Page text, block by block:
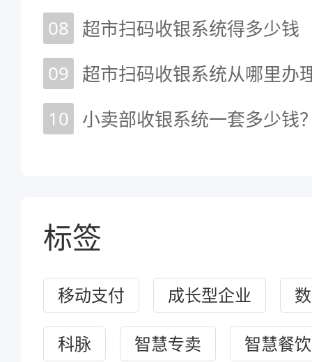
08 超市扫码收银系统得多少钱
09 超市扫码收银系统从哪里办
10 小卖部收银系统一套多少钱
标签
移动支付 成长型企业
科脉 智慧专卖 智慧餐饮